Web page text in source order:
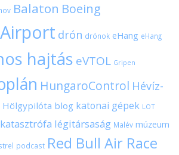
Balaton Boeing
drón drónok eHang eHang
hajtás eVTOL Gripen
HungaroControl Hévíz-
Hölgypilóta blog katonai gépek LOT
légitársaság Malév múzeum
podcast Red Bull Air Race